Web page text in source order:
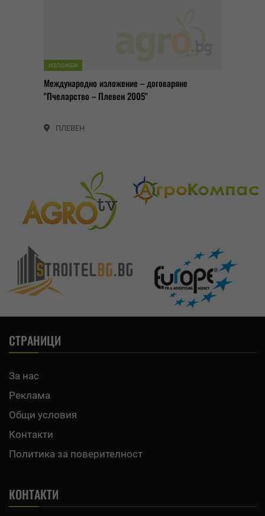
ИЗЛОЖБИ
Международно изложение – договаряне
"Пчеларство – Плевен 2005"
ПЛЕВЕН
СТРАНИЦИ
За нас
Реклама
Общи условия
Контакти
Политика за поверителност
КОНТАКТИ